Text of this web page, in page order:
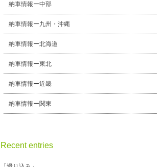
納車情報ー中部
納車情報ー九州・沖縄
納車情報ー北海道
納車情報ー東北
納車情報ー近畿
納車情報ー関東
Recent entries